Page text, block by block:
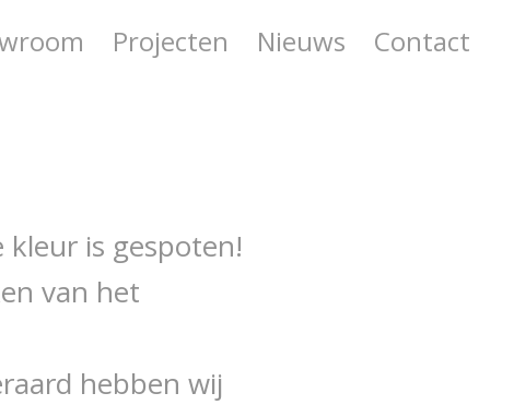
Projecten Nieuws Contact
is gespoten!
van het
hebben wij